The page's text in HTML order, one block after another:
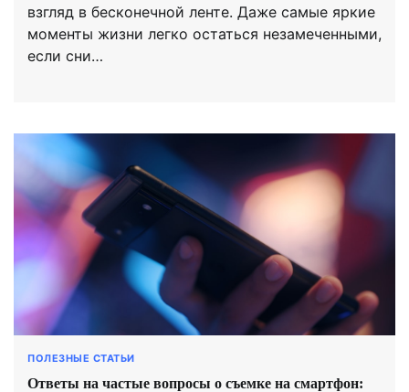
взгляд в бесконечной ленте. Даже самые яркие
моменты жизни легко остаться незамеченными,
если сни…
ПОЛЕЗНЫЕ СТАТЬИ
Ответы на частые вопросы о съемке на смартфон: